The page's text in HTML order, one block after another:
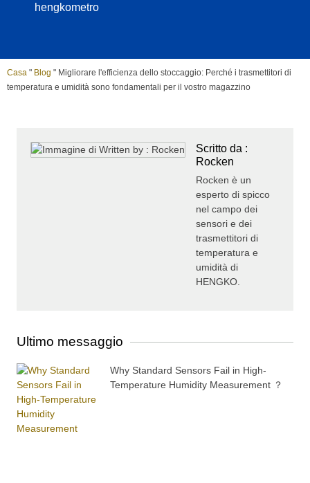
hengkometro
Casa " Blog " Migliorare l'efficienza dello stoccaggio: Perché i trasmettitori di
temperatura e umidità sono fondamentali per il vostro magazzino
Scritto da :
Rocken
Rocken è un
esperto di spicco
nel campo dei
sensori e dei
trasmettitori di
temperatura e
umidità di
HENGKO.
Ultimo messaggio
Why Standard Sensors Fail in High-
Temperature Humidity Measurement ？